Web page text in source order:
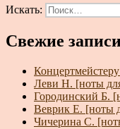
Искать:
Свежие
Леви Н. [ноты
Городинский Б.
Веврик Е. [ноты
Чичерина С.